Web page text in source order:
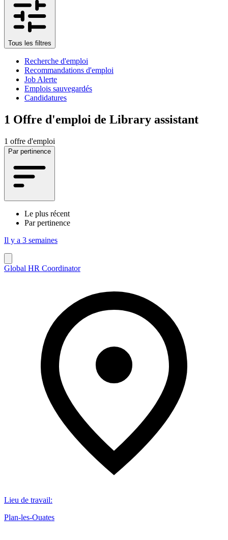
Tous les filtres
Recherche d'emploi
Recommandations d'emploi
Job Alerte
Emplois sauvegardés
Candidatures
1 Offre d'emploi de Library assistant
1 offre d'emploi
Par pertinence
Le plus récent
Par pertinence
Il y a 3 semaines
Global HR Coordinator
Lieu de travail:
Plan-les-Ouates